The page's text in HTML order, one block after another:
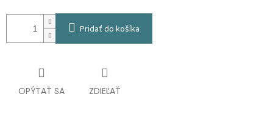
Pridať do košíka
OPÝTAŤ SA ZDIEĽAŤ